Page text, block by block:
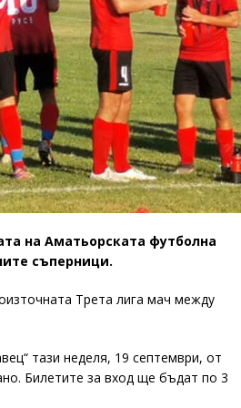
на Аматьорската футболна
съперници.
Трета лига мач между
тази неделя, 19 септември, от
Билетите за вход ще бъдат по 3